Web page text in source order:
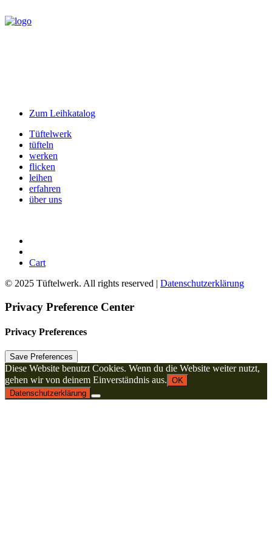
Zum Leihkatalog
Tüftelwerk
tüfteln
werken
flicken
leihen
erfahren
über uns
Cart
© 2025 Tüftelwerk. All rights reserved | Datenschutzerklärung
Privacy Preference Center
Privacy Preferences
Diese Website benutzt Cookies. Wenn du die Website weiter nutzt,
gehen wir von deinem Einverständnis aus. OK
Datenschutzerklärung